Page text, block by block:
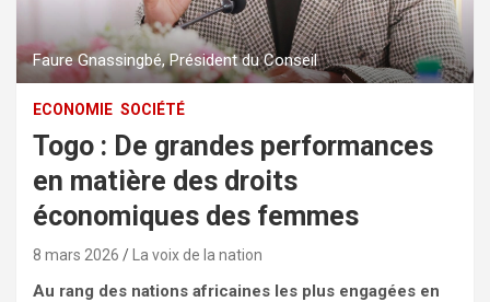
Faure Gnassingbé, Président du Conseil
ECONOMIE SOCIÉTÉ
Togo : De grandes performances
en matière des droits
économiques des femmes
8 mars 2026 La voix de la nation
Au rang des nations africaines les plus engagées en